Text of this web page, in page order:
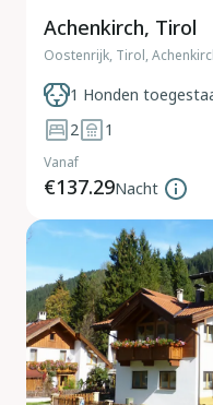
Achenkirch, Tirol
Oostenrijk, Tirol,
1 Honden
2
1
Vanaf
€137.29Nacht